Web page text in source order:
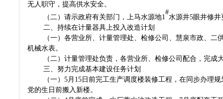
无人职守，提高供水安全。
（二）请示政府有关部门，上马水源地1
#
水源井5眼井修
二、持续在计量器具上投入改造计划
（一）各营业所、计量管理处、检修公司、慧泉市政、二
机械水表。
（二）计量管理处负责，各营业所、检修公司配合，完成
三、努力完成基本建设任务计划
（一）5月15日前完工生产调度楼装修工程，在同步办理
党的生日前搬入新楼。